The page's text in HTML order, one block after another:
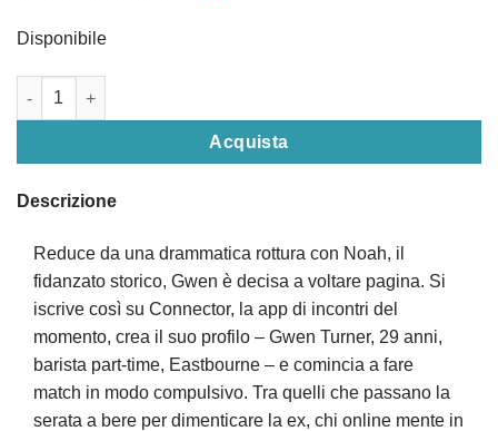
originale
€12,00.
Disponibile
Come uccidere la tua anima gemella quantità
Acquista
Descrizione
Reduce da una drammatica rottura con Noah, il
fidanzato storico, Gwen è decisa a voltare pagina. Si
iscrive così su Connector, la app di incontri del
momento, crea il suo profilo – Gwen Turner, 29 anni,
barista part-time, Eastbourne – e comincia a fare
match in modo compulsivo. Tra quelli che passano la
serata a bere per dimenticare la ex, chi online mente in